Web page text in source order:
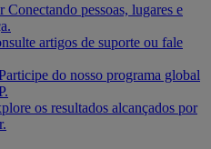
Conectando pessoas, lugares e
artigos de suporte ou fale
do nosso programa global
os resultados alcançados por